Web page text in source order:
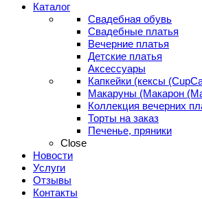
Каталог
Свадебная обувь
Свадебные платья
Вечерние платья
Детские платья
Аксессуары
Капкейки (кексы
Макаруны (Макарон
Коллекция вечерних
Торты на заказ
Печенье, пряники
Close
Новости
Услуги
Отзывы
Контакты